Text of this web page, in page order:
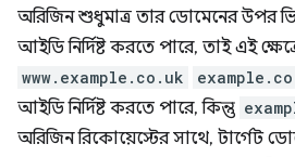
অরিজিন শুধুমাত্র তার ডোমেনের উপর
আইডি নির্দিষ্ট করতে পারে, তাই এই
www.example.co.uk
আইডি নির্দিষ্ট করতে পারে, কিন্তু
অরিজিন রিকোয়েস্টের সাথে, টার্গেট